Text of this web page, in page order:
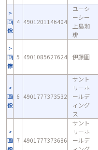
画
像
4 4901201146404
ユーシ
ーシー
上島珈
琲
画
像
5 4901085627624 伊藤園
画
像
6 4901777373532
サント
リーホ
ールデ
ィング
ス
画 7 4901777373686
サント
リーホ
ールデ